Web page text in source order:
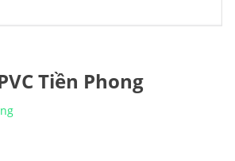
Tiền Phong